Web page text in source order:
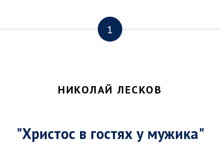
1
НИКОЛАЙ ЛЕСКОВ
"Христос в гостях у мужика"